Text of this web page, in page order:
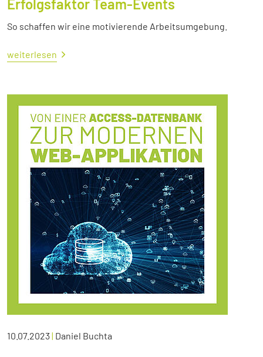
Erfolgsfaktor Team-Events
So schaffen wir eine motivierende Arbeitsumgebung.
weiterlesen
10.07.2023| Daniel Buchta